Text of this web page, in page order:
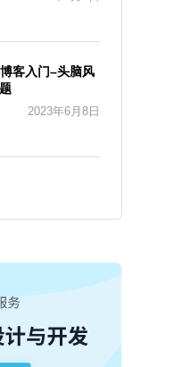
客入门–头脑风
2023年6月8日